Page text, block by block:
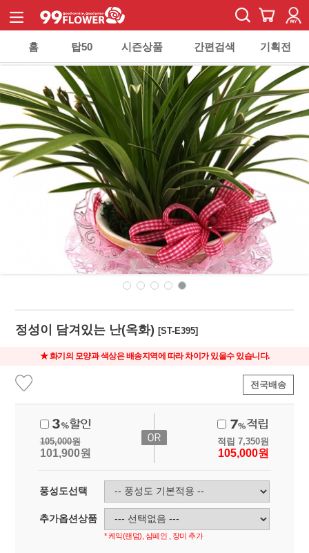
홈 탑50 시즌상품 간편검색 기획전
정성이 담겨있는 난(옥화)[ST-E395]
★ 화기의 모양과 색상은 배송지역에 따라 차이가 있을수 있습니다.
전국배송
105,000원
101,900원
적립 7,350원
105,000원
풍성도선택
추가옵션상품
* 케익(랜덤), 샴페인 , 장미 추가